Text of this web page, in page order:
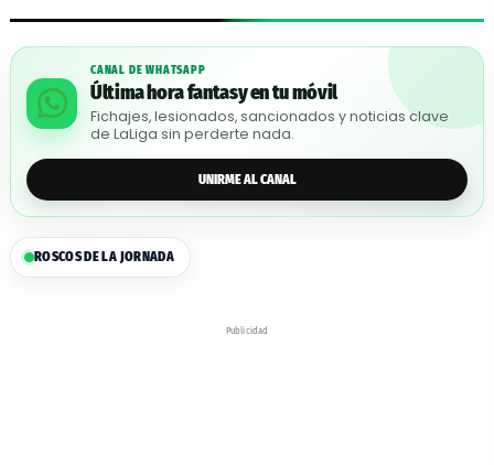
CANAL DE WHATSAPP
Última hora fantasy en tu móvil
Fichajes, lesionados, sancionados y noticias clave
de LaLiga sin perderte nada.
UNIRME AL CANAL
ROSCOS DE LA JORNADA
Publicidad